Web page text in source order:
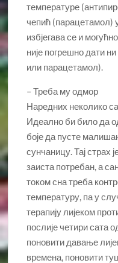
температуре
чепић (парацетамол)
избјегава се и
није погрешно дати
или парацетамол).
– Треба му одмор
Наредних неколико
Идеално би било да
боје да пусте
сунчаницу. Тај страх
заиста потребан, а
током сна треба
температуру, па у
терапију лијеком
послије четири сата
поновити давање
времена, поновити